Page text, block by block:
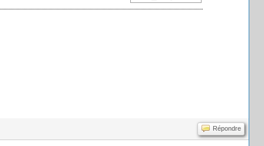
Répondre